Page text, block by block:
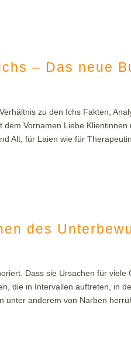
– Das neue
zu den Ichs Fakten,
Vornamen Liebe
Alt, für Laien wie für
des
Dass sie Ursachen für viele
die in Intervallen auftreten, in
unter anderem von Narben